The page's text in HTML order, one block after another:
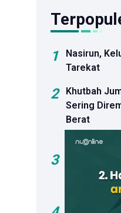
1
Nasirun,
Tarekat
2
Khutbah
Sering
Berat
3
dan Dosa